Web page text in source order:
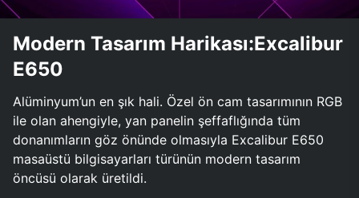
Modern Tasarım Harikası:Excalibur
E650
Alüminyum’un en şık hali. Özel ön cam tasarımının RGB
ile olan ahengiyle, yan panelin şeffaflığında tüm
donanımların göz önünde olmasıyla Excalibur E650
masaüstü bilgisayarları türünün modern tasarım
öncüsü olarak üretildi.